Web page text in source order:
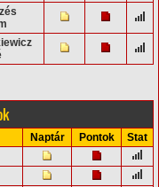
Naptár Pontok
Stat